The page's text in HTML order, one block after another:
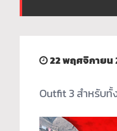
22 พฤศจิกายน
Outfit 3 สำหรับทั้